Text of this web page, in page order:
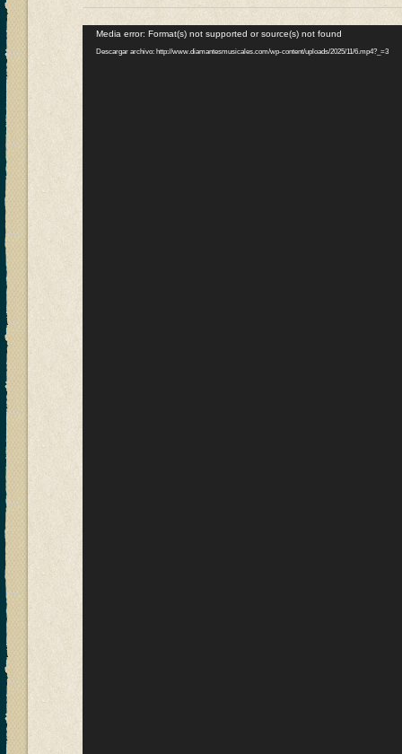
Reproductor
Media error: Format(s) not supported or source(s) not found
Descargar archivo: http://www.diamantesmusicales.com/wp-content/uploads/2025/11/6.mp4?_=3